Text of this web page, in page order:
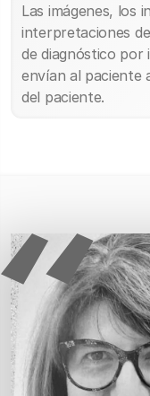
Las imágenes, los
interpretaciones
de diagnóstico por
envían al paciente
del paciente.